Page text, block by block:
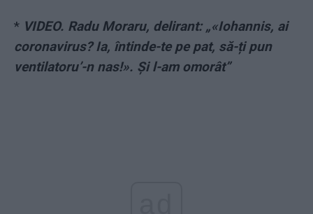
* VIDEO. Radu Moraru, delirant: „«Iohannis, ai
coronavirus? Ia, întinde-te pe pat, să-ți pun
ventilatoru’-n nas!». Și l-am omorât”